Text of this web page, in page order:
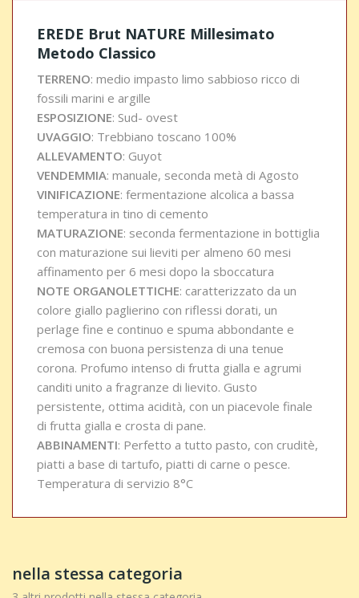
EREDE Brut NATURE Millesimato
Metodo Classico
TERRENO: medio impasto limo sabbioso ricco di
fossili marini e argille
ESPOSIZIONE: Sud- ovest
UVAGGIO: Trebbiano toscano 100%
ALLEVAMENTO: Guyot
VENDEMMIA: manuale, seconda metà di Agosto
VINIFICAZIONE: fermentazione alcolica a bassa
temperatura in tino di cemento
MATURAZIONE: seconda fermentazione in bottiglia
con maturazione sui lieviti per almeno 60 mesi
affinamento per 6 mesi dopo la sboccatura
NOTE ORGANOLETTICHE: caratterizzato da un
colore giallo paglierino con riflessi dorati, un
perlage fine e continuo e spuma abbondante e
cremosa con buona persistenza di una tenue
corona. Profumo intenso di frutta gialla e agrumi
canditi unito a fragranze di lievito. Gusto
persistente, ottima acidità, con un piacevole finale
di frutta gialla e crosta di pane.
ABBINAMENTI: Perfetto a tutto pasto, con cruditè,
piatti a base di tartufo, piatti di carne o pesce.
Temperatura di servizio 8°C
nella stessa categoria